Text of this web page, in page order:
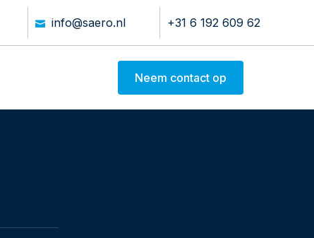
info@saero.nl +31 6 192 609 62
Neem contact op